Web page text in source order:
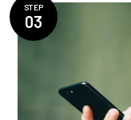
STEP
03